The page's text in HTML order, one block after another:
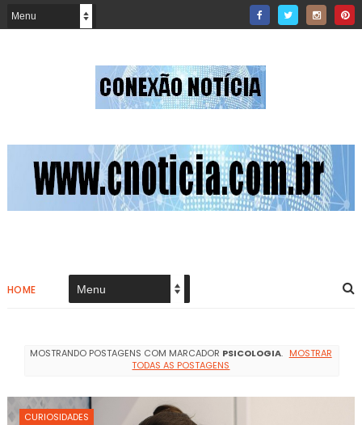
HOME
MOSTRANDO POSTAGENS COM MARCADOR PSICOLOGIA. MOSTRAR
TODAS AS POSTAGENS
CURIOSIDADES